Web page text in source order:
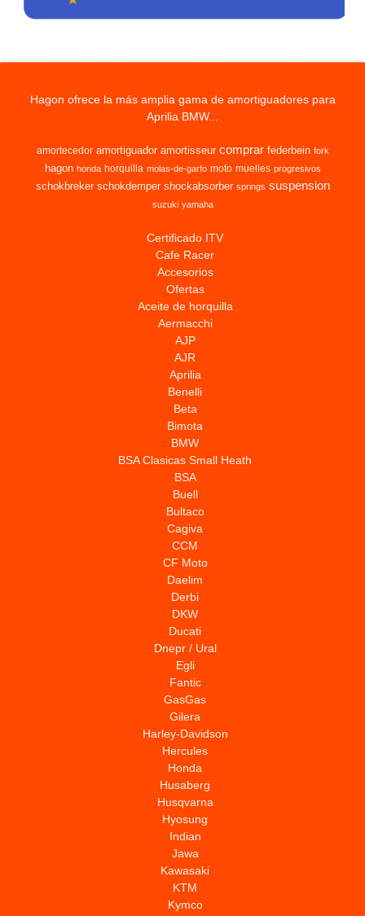
Hagon ofrece la más amplia gama de amortiguadores para
Aprilia BMW...
amortecedor amortiguador amortisseur comprar federbein fork
hagon honda horquilla molas-de-garfo moto muelles progresivos
schokbreker schokdemper shockabsorber springs suspension
suzuki yamaha
Certificado ITV
Cafe Racer
Accesorios
Ofertas
Aceite de horquilla
Aermacchi
AJP
AJR
Aprilia
Benelli
Beta
Bimota
BMW
BSA Clasicas Small Heath
BSA
Buell
Bultaco
Cagiva
CCM
CF Moto
Daelim
Derbi
DKW
Ducati
Dnepr / Ural
Egli
Fantic
GasGas
Gilera
Harley-Davidson
Hercules
Honda
Husaberg
Husqvarna
Hyosung
Indian
Jawa
Kawasaki
KTM
Kymco